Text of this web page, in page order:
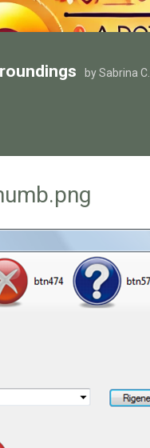
by Sabrina C.